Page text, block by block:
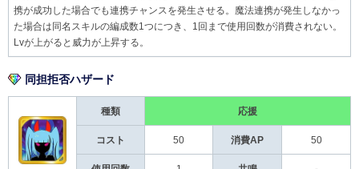
携が成功した場合でも連携チャンスを発生させる。魔法連携が発生しなかっ
た場合は同名スキルの編成数1つにつき、1回まで使用回数が消費されない。
Lvが上がると威力が上昇する。
同担拒否ハザード
種類 応援
コスト 50 消費AP 50